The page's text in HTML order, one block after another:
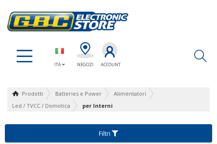
ITA NEGOZI ACCOUNT
Prodotti Batteries e Power
Alimentatori
Led / TVCC / Domotica
per Interni
Filtri